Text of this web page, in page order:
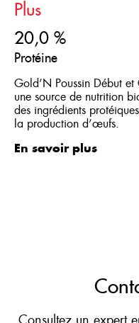
Plus
20,0 %
Protéine
Gold’N Poussin Début et
une source de nutrition
des ingrédients
la production d’œufs.
En savoir plus
Consultez un expert